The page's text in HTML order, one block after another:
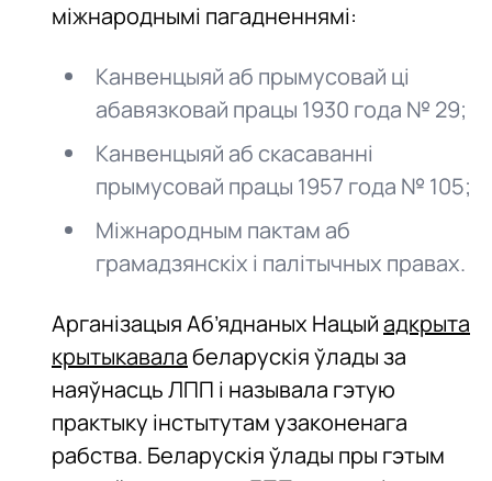
міжнароднымі пагадненнямі:
Канвенцыяй аб прымусовай ці
абавязковай працы 1930 года № 29;
Канвенцыяй аб скасаванні
прымусовай працы 1957 года № 105;
Міжнародным пактам аб
грамадзянскіх і палітычных правах.
Арганізацыя Аб’яднаных Нацыйадкрыта
крытыкавалабеларускія ўлады за
наяўнасць ЛПП і называла гэтую
практыку інстытутам узаконенага
рабства. Беларускія ўлады пры гэтым